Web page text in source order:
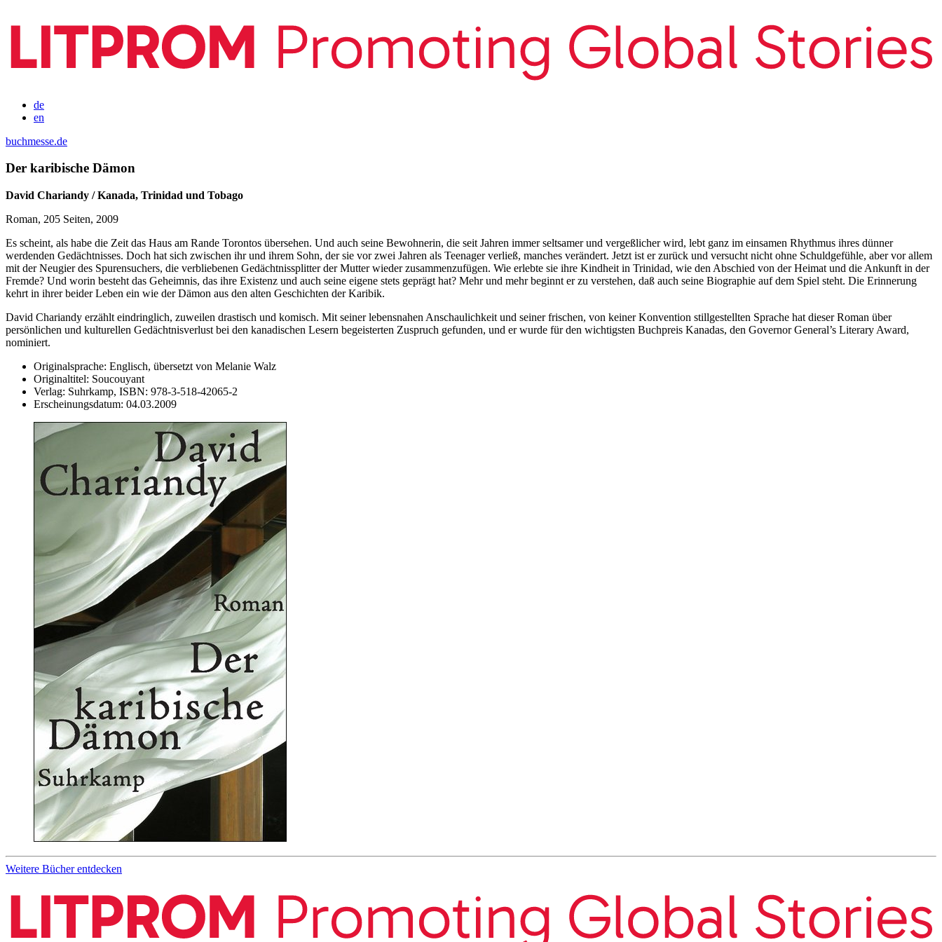
de
en
buchmesse.de
Der karibische Dämon
David Chariandy / Kanada, Trinidad und Tobago
Roman, 205 Seiten, 2009
Es scheint, als habe die Zeit das Haus am Rande Torontos übersehen. Und auch seine Bewohnerin, die seit Jahren immer seltsamer und vergeßlicher wird, lebt ganz im einsamen Rhythmus ihres dünner
werdenden Gedächtnisses. Doch hat sich zwischen ihr und ihrem Sohn, der sie vor zwei Jahren als Teenager verließ, manches verändert. Jetzt ist er zurück und versucht nicht ohne Schuldgefühle, aber vor allem
mit der Neugier des Spurensuchers, die verbliebenen Gedächtnissplitter der Mutter wieder zusammenzufügen. Wie erlebte sie ihre Kindheit in Trinidad, wie den Abschied von der Heimat und die Ankunft in der
Fremde? Und worin besteht das Geheimnis, das ihre Existenz und auch seine eigene stets geprägt hat? Mehr und mehr beginnt er zu verstehen, daß auch seine Biographie auf dem Spiel steht. Die Erinnerung
kehrt in ihrer beider Leben ein wie der Dämon aus den alten Geschichten der Karibik.
David Chariandy erzählt eindringlich, zuweilen drastisch und komisch. Mit seiner lebensnahen Anschaulichkeit und seiner frischen, von keiner Konvention stillgestellten Sprache hat dieser Roman über
persönlichen und kulturellen Gedächtnisverlust bei den kanadischen Lesern begeisterten Zuspruch gefunden, und er wurde für den wichtigsten Buchpreis Kanadas, den Governor General’s Literary Award,
nominiert.
Originalsprache: Englisch, übersetzt von Melanie Walz
Originaltitel: Soucouyant
Verlag: Suhrkamp, ISBN: 978-3-518-42065-2
Erscheinungsdatum: 04.03.2009
Weitere Bücher entdecken